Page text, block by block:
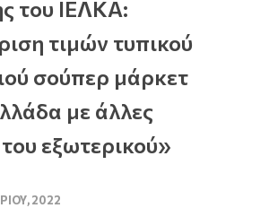
του ΙΕΛΚΑ:
τιμών τυπικού
σούπερ μάρκετ
με άλλες
εξωτερικού»
2022